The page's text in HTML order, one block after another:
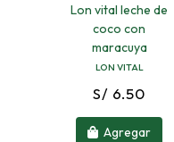
Lon vital leche de
coco con
maracuya
LON VITAL
S/ 6.50
Agregar